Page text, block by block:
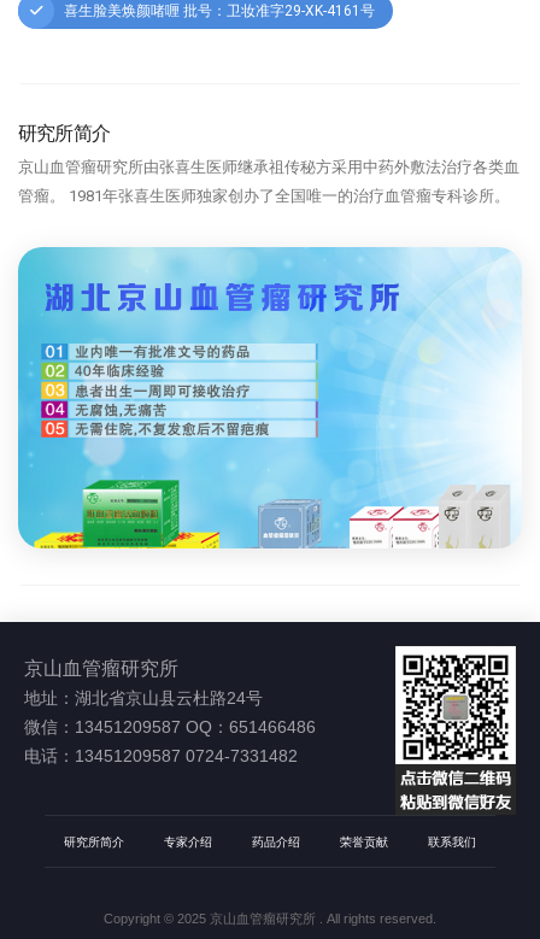
喜生脸美焕颜啫喱 批号：卫妆准字29-XK-4161号
研究所简介
京山血管瘤研究所由张喜生医师继承祖传秘方采用中药外敷法治疗各类血
管瘤。 1981年张喜生医师独家创办了全国唯一的治疗血管瘤专科诊所。
京山血管瘤研究所
地址：湖北省京山县云杜路24号
微信：13451209587 OQ：651466486
电话：13451209587 0724-7331482
研究所简介 专家介绍 药品介绍 荣誉贡献 联系我们
Copyright © 2025 京山血管瘤研究所 . All rights reserved.